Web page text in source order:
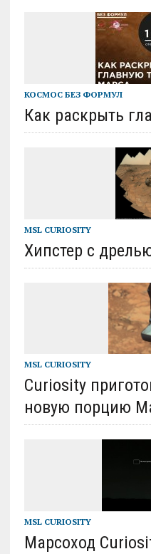
КОСМОС БЕЗ ФОРМУЛ
Как раскрыть
MSL CURIOSITY
Хипстер с
MSL CURIOSITY
Curiosity
новую порцию
MSL CURIOSITY
Марсоход